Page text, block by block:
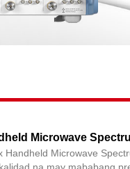
Microwave
Handheld Microwave